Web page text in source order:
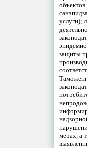
услуги);
защиты
мерах, а